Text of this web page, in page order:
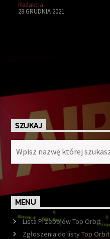
Redakcja
28 GRUDNIA 2021
SZUKAJ
MENU
Lista Przebojów Top Orbit
Zgłoszenia do listy Top Orbit